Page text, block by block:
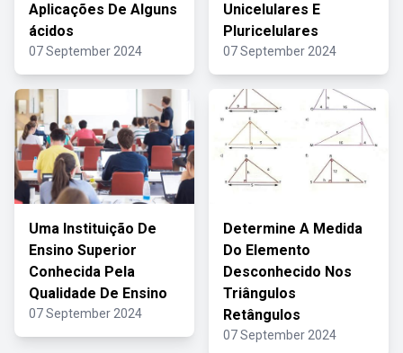
Aplicações De Alguns
ácidos
07 September 2024
Unicelulares E
Pluricelulares
07 September 2024
Uma Instituição De
Ensino Superior
Conhecida Pela
Qualidade De Ensino
07 September 2024
Determine A Medida
Do Elemento
Desconhecido Nos
Triângulos
Retângulos
07 September 2024